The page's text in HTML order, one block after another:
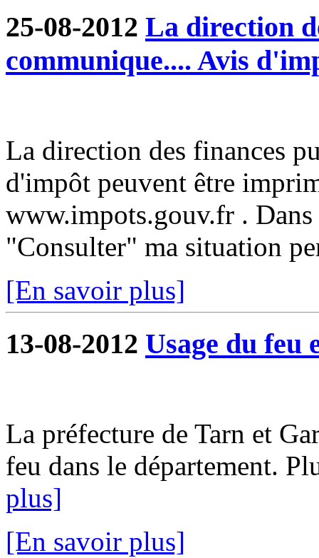
25-08-2012 La direction
communique.... Avis
La direction des finances
d'impôt peuvent être
www.impots.gouv.fr .
"Consulter" ma situation
[En savoir plus]
13-08-2012 Usage du feu
La préfecture de Tarn et
feu dans le département.
plus]
[En savoir plus]